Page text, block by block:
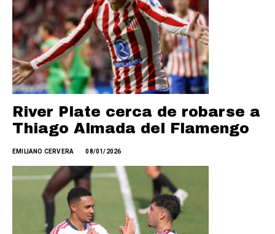
River Plate cerca de robarse a
Thiago Almada del Flamengo
EMILIANO CERVERA 08/01/2026